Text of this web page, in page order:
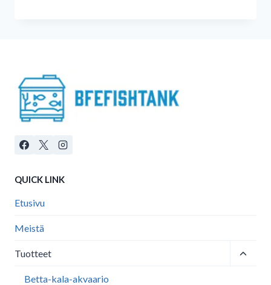
QUICK LINK
Etusivu
Meistä
Tuotteet
Toggle
Betta-kala-akvaario